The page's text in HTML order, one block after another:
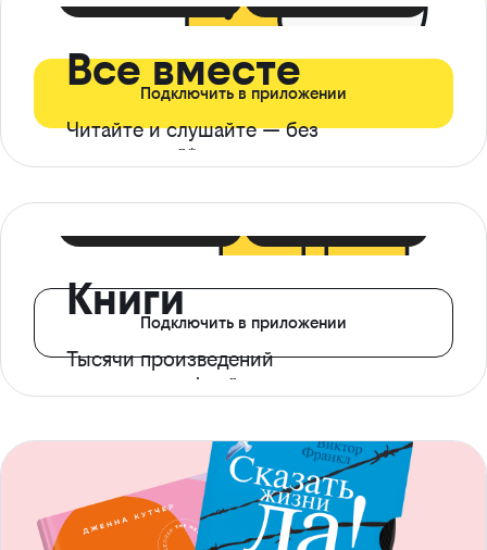
Все вместе
Читайте и слушайте — без
ограничений*
Подключить в приложении
Книги
Тысячи произведений
с доступом офлайн
Подключить в приложении